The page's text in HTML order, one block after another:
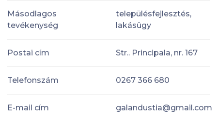
Másodlagos
tevékenység
településfejlesztés,
lakásügy
Postai cím Str.. Principala, nr. 167
Telefonszám 0267 366 680
E-mail cím galandustia@gmail.com